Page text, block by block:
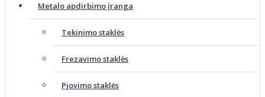
Metalo apdirbimo įranga
Tekinimo staklės
Frezavimo staklės
Pjovimo staklės